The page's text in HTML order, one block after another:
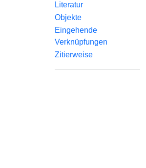
Literatur
Objekte
Eingehende
Verknüpfungen
Zitierweise